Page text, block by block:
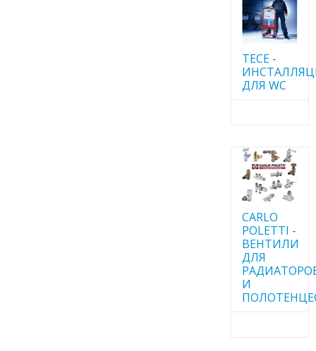
TECE -
ДЛЯ WC
CARLO
POLETTI -
ВЕНТИЛИ
ДЛЯ
И